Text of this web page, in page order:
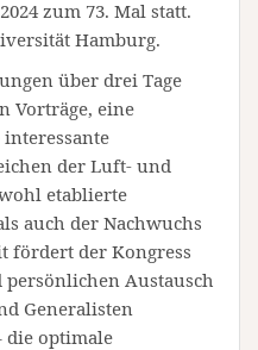
zum 73. Mal statt.
Hamburg.
über drei Tage
Vorträge, eine
der Luft- und
etablierte
auch der Nachwuchs
fördert der Kongress
Austausch
Generalisten
die optimale